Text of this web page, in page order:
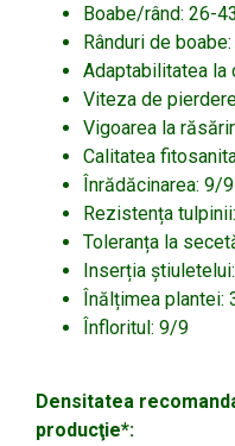
Boabe/rând: 26-43
Rânduri de
Adaptabilitatea
Viteza de
Vigoarea la
Calitatea
Înrădăcinarea: 9/9
Rezistența
Toleranța la
Inserția
Înălțimea plantei:
Înfloritul: 9/9
Densitatea
producţie*: